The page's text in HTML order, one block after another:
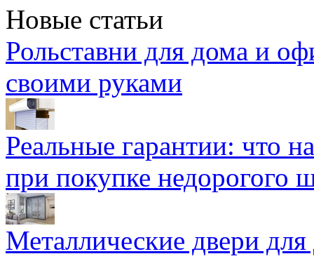
Новые статьи
Рольставни для дома и
своими руками
Реальные гарантии: что
при покупке недорогого
Металлические двери